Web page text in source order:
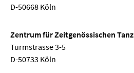
D-50668 Köln
Zentrum für Zeitgenössischen Tanz
Turmstrasse 3-5
D-50733 Köln